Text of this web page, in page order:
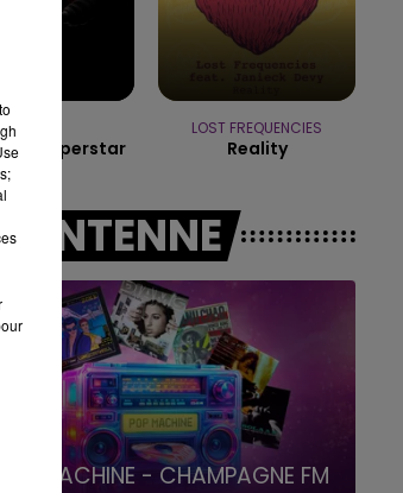
Superstar
LOST FREQUENCIES
Reality
POP MACHINE - CHAMPAGNE FM